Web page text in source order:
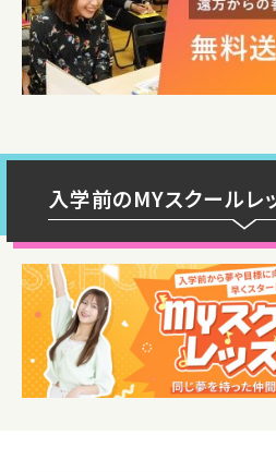
入学前のMYスクールレ